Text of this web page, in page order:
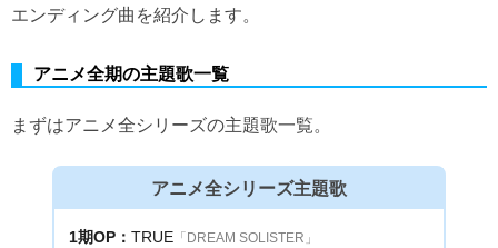
エンディング曲を紹介します。
アニメ全期の主題歌一覧
まずはアニメ全シリーズの主題歌一覧。
アニメ全シリーズ主題歌
1期OP：TRUE 「DREAM SOLISTER」